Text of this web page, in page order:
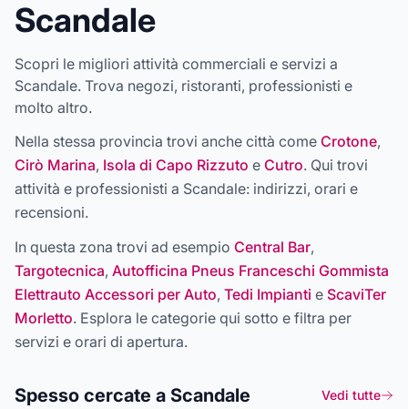
Scandale
Scopri le migliori attività commerciali e servizi a
Scandale. Trova negozi, ristoranti, professionisti e
molto altro.
Nella stessa provincia trovi anche città come Crotone,
Cirò Marina, Isola di Capo Rizzuto e Cutro. Qui trovi
attività e professionisti a Scandale: indirizzi, orari e
recensioni.
In questa zona trovi ad esempio Central Bar,
Targotecnica, Autofficina Pneus Franceschi Gommista
Elettrauto Accessori per Auto, Tedi Impianti e ScaviTer
Morletto. Esplora le categorie qui sotto e filtra per
servizi e orari di apertura.
Spesso cercate a Scandale Vedi tutte